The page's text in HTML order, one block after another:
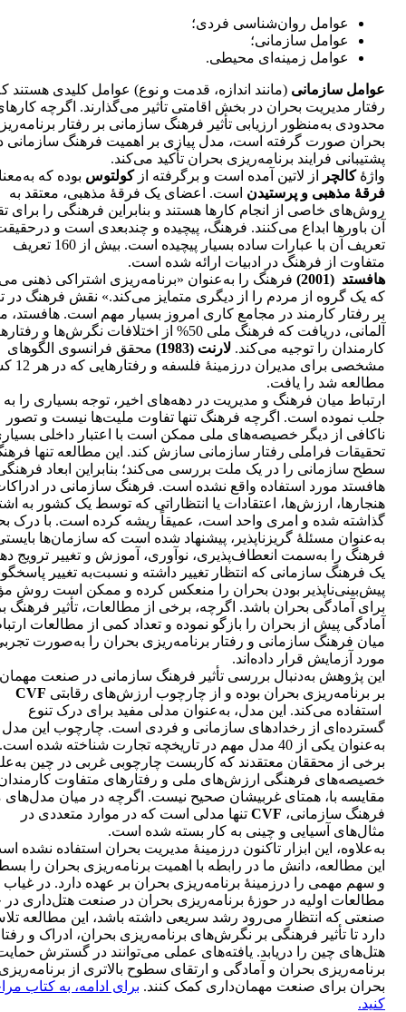
عوامل روان‌شناسی فردی؛
عوامل سازمانی؛
عوامل زمینه‌ای محیطی.
عوامل سازمانی (مانند اندازه، قدمت و نوع) عوامل کلیدی هستند
رفتار مدیریت بحران در بخش اقامتی تأثیر می‌گذارند. اگرچه
محدودی به‌منظور ارزیابی تأثیر فرهنگ سازمانی بر رفتار
بحران صورت گرفته است، مدل پیازی بر اهمیت فرهنگ سازمانی
پشتیبانی فرایند برنامه‌ریزی بحران تأکید می‌کند.
واژۀکالچر از لاتین آمده است و برگرفته ازکولتوس بوده که
فرقۀ مذهبی و پرستیدن است. اعضای یک فرقۀ مذهبی، معتقد به
روش‌های خاصی از انجام کارها هستند و بنابراین فرهنگی را برای
آن باورها ابداع می‌کنند. فرهنگ، پیچیده و چندبعدی است و
تعریف آن با عبارات ساده بسیار پیچیده است. بیش از 160 تعریف
متفاوت از فرهنگ در ادبیات ارائه شده است.
هافستد (2001)
فرهنگ را به‌عنوان «برنامه‌ریزی اشتراکی ذهنی
که یک گروه از مردم را از دیگری متمایز می‌کند.» نقش فرهنگ در
بر رفتار کارمند در مجامع کاری امروز بسیار مهم است. هافستد،
آلمانی، دریافت که فرهنگ ملی 50% از اختلافات نگرش‌ها و
کارمندان را توجیه می‌کند. لارنت (1983)
محقق فرانسوی الگوهای
مشخصی برای
مطالعه شد را یافت.
ارتباط میان فرهنگ و مدیریت در دهه‌های اخیر، توجه بسیاری را
جلب نموده است. اگرچه فرهنگ تنها تفاوت ملیت‌ها نیست و تصور
ناکافی از دیگر خصیصه‌های ملی ممکن است با اعتبار داخلی
تحقیقات فراملی رفتار سازمانی سازش کند. این مطالعه تنها
سطح سازمانی را در یک ملت بررسی می‌کند؛ بنابراین ابعاد
هافستد مورد استفاده واقع نشده است. فرهنگ سازمانی در
هنجارها، ارزش‌ها، اعتقادات یا انتظاراتی که توسط یک کشور به
گذاشته شده و امری واحد است، عمیقاً ریشه کرده است. با درک
به‌عنوان مسئلۀ گریزناپذیر، پیشنهاد شده است که سازمان‌ها
فرهنگ را به‌سمت انعطاف‌پذیری، نوآوری، آموزش و تغییر ترویج
یک فرهنگ سازمانی که انتظار تغییر داشته و نسبت‌به تغییر
پیش‌بینی‌ناپذیر بودن بحران را منعکس کرده و ممکن است روش
برای آمادگی بحران باشد. اگرچه، برخی از مطالعات، تأثیر فرهنگ
آمادگی پیش از بحران را بازگو نموده و تعداد کمی از مطالعات
میان فرهنگ سازمانی و رفتار برنامه‌ریزی بحران را به‌صورت
مورد آزمایش قرار داده‌اند.
این پژوهش به‌دنبال بررسی تأثیر فرهنگ سازمانی در صنعت
بر برنامه‌ریزی بحران بوده و از چارچوب ارزش‌های رقابتی CVF
استفاده می‌کند. این مدل، به‌عنوان مدلی مفید برای درک تنوع
گسترده‌ای از رخدادهای سازمانی و فردی است. چارچوب این مدل
به‌عنوان یکی از 40 مدل مهم در تاریخچه تجارت شناخته شده است.
برخی از محققان معتقدند که کاربست چارچوبی غربی در چین
خصیصه‌های فرهنگی ارزش‌های ملی و رفتارهای متفاوت
مقایسه با، همتای غربیشان صحیح نیست. اگرچه در میان مدل‌های
فرهنگ سازمانی، CVF تنها مدلی است که در موارد متعددی در
مثال‌های آسیایی و چینی به کار بسته شده است.
به‌علاوه، این ابزار تاکنون درزمینۀ مدیریت بحران استفاده نشده
این مطالعه، دانش ما در رابطه با اهمیت برنامه‌ریزی بحران را
و سهم مهمی را درزمینۀ برنامه‌ریزی بحران بر عهده دارد. در غیاب
مطالعات اولیه در حوزۀ برنامه‌ریزی بحران در صنعت هتل‌داری در
صنعتی که انتظار می‌رود رشد سریعی داشته باشد، این مطالعه
دارد تا تأثیر فرهنگی بر نگرش‌های برنامه‌ریزی بحران، ادراک و
هتل‌های چین را دریابد. یافته‌های عملی می‌توانند در گسترش
برنامه‌ریزی بحران و آمادگی و ارتقای سطوح بالاتری از
بحران برای صنعت مهمان‌داری کمک کنند. برای ادامه، به کتاب
کنید.